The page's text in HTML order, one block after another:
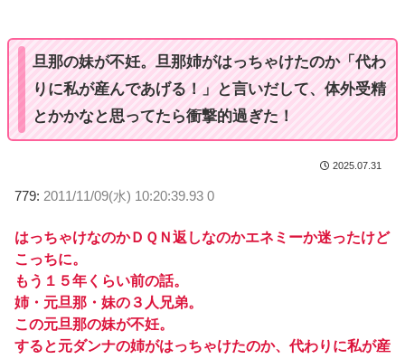
旦那の妹が不妊。旦那姉がはっちゃけたのか「代わ
りに私が産んであげる！」と言いだして、体外受精
とかかなと思ってたら衝撃的過ぎた！
2025.07.31
779: 2011/11/09(水) 10:20:39.93 0
はっちゃけなのかＤＱＮ返しなのかエネミーか迷ったけど
こっちに。
もう１５年くらい前の話。
姉・元旦那・妹の３人兄弟。
この元旦那の妹が不妊。
すると元ダンナの姉がはっちゃけたのか、代わりに私が産